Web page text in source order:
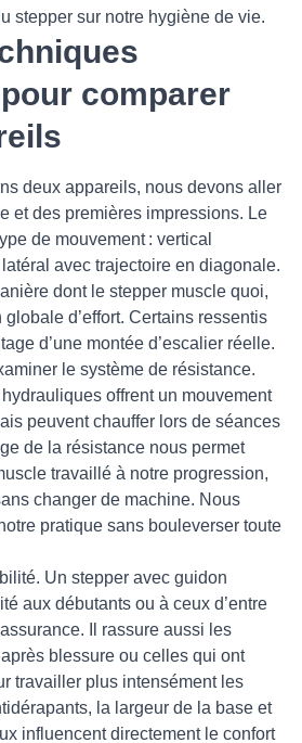
stepper sur notre hygiène de vie.
comparer
deux appareils, nous devons aller
et des premières impressions. Le
de mouvement : vertical
avec trajectoire en diagonale.
dont le stepper muscle quoi,
d’effort. Certains ressentis
d’une montée d’escalier réelle.
le système de résistance.
offrent un mouvement
peuvent chauffer lors de séances
de la résistance nous permet
travaillé à notre progression,
changer de machine. Nous
pratique sans bouleverser toute
Un stepper avec guidon
aux débutants ou à ceux d’entre
Il rassure aussi les
blessure ou celles qui ont
travailler plus intensément les
la largeur de la base et
influencent directement le confort